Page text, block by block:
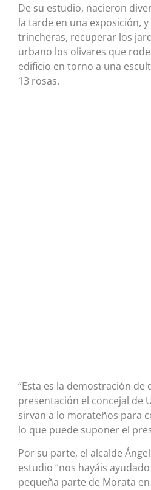
De su estudio, nacieron
la tarde en una exposición,
trincheras, recuperar los
urbano los olivares que
edificio en torno a una
13 rosas.
“Esta es la demostración
presentación el concejal de
sirvan a lo morateños para
lo que puede suponer el
Por su parte, el alcalde
estudio “nos hayáis
pequeña parte de Morata en